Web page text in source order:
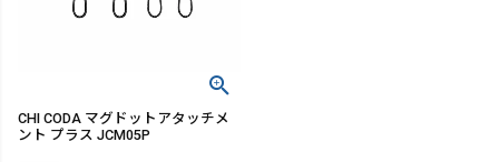
CHI CODA マグドットアタッチメ
ント プラス JCM05P